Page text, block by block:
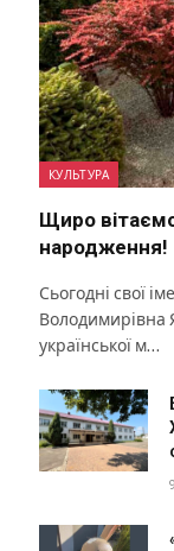
КУЛЬТУРА
Щиро
народження!
Сьогодні свої
Володимирівна
української м…